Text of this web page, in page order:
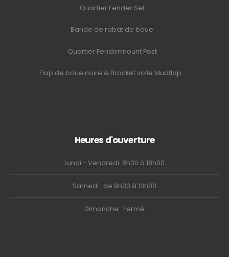
Quartier Fender Set
Bande de rabat de boue
Quartier Fendermount Post
Flap de boue noire & Bracket voile Mudflap
Heures d'ouverture
Lundi - Vendredi: 8h30 à 18h00
Samedi : de 9h30 à 13h00
Dimanche : Fermé